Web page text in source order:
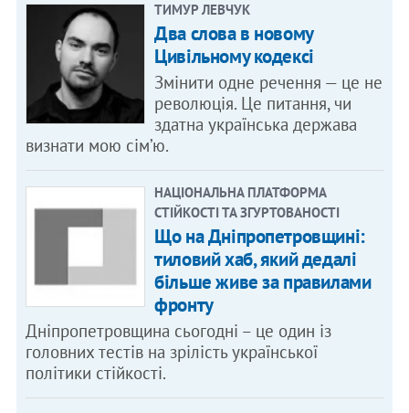
ТИМУР ЛЕВЧУК
Два слова в новому
Цивільному кодексі
Змінити одне речення — це не
революція. Це питання, чи
здатна українська держава
визнати мою сім’ю.
НАЦІОНАЛЬНА ПЛАТФОРМА
СТІЙКОСТІ ТА ЗГУРТОВАНОСТІ
Що на Дніпропетровщині:
тиловий хаб, який дедалі
більше живе за правилами
фронту
Дніпропетровщина сьогодні – це один із
головних тестів на зрілість української
політики стійкості.